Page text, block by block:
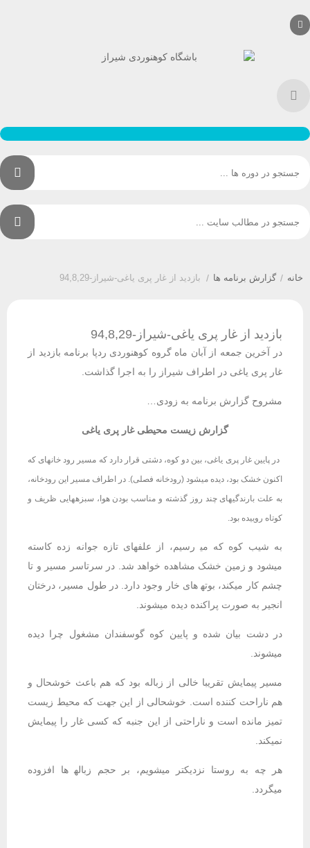
/گزارش برنامه ها/ بازدید از غار پری یاغی-شیراز-94,8,29
بازدید از غار پری یاغی-شیراز-94,8,29
در آخرین جمعه از آبان ماه گروه کوهنوردی ردپا برنامه بازدید از
غار پری یاغی در اطراف شیراز را به اجرا گذاشت.
مشروح گزارش برنامه به زودی…
گزارش زیست محیطی غار پری یاغی
در پایین غار پری یاغی، بین دو کوه، دشتی قرار دارد که مسیر رود خانه‍‍ای که
اکنون خشک بود، دیده می‍شود (رودخانه فصلی). در اطراف مسیر این رودخانه،
به علت بارندگی‍های چند روز گذشته و مناسب بودن هوا، سبزه‍هایی ظریف و
کوتاه روییده بود.
به شیب کوه که می‍ رسیم، از علف‍های تازه جوانه زده کاسته
می‍شود و زمین خشک مشاهده خواهد شد. در سرتاسر مسیر و تا
چشم کار می‍کند، بوته‍ های خار وجود دارد. در طول مسیر، درختان
انجیر به صورت پراکنده دیده می‍شوند.
در دشت بیان شده و پایین کوه گوسفندان مشغول چرا دیده
می‍شوند.
مسیر پیمایش تقریبا خالی از زباله بود که هم باعث خوشحال و
هم ناراحت کننده است. خوشحالی از این جهت که محیط زیست
تمیز مانده است و ناراحتی از این جنبه که کسی غار را پیمایش
نمی‍کند.
هر چه به روستا نزدیک‍تر می‍شویم، بر حجم زباله‍ ها افزوده
می‍گردد.